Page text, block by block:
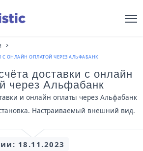
С ОНЛАЙН ОПЛАТОЙ ЧЕРЕЗ АЛЬФАБАНК
доставки с онлайн
через Альфабанк
и онлайн оплаты через Альфабанк
Настраиваемый внешний вид.
18.11.2023